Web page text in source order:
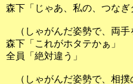
森下「じゃあ、私の、つなぎ
（しゃがんだ姿勢で、両手
森下「これがホタテかぁ」
全員「絶対違う」
（しゃがんだ姿勢で、相撲